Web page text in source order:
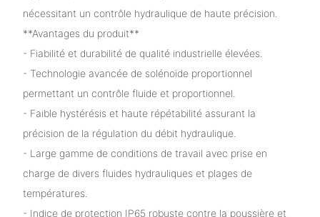
nécessitant un contrôle hydraulique de haute précision.
**Avantages du produit**
- Fiabilité et durabilité de qualité industrielle élevées.
- Technologie avancée de solénoïde proportionnel
permettant un contrôle fluide et proportionnel.
- Faible hystérésis et haute répétabilité assurant la
précision de la régulation du débit hydraulique.
- Large gamme de conditions de travail avec prise en
charge de divers fluides hydrauliques et plages de
températures.
- Indice de protection IP65 robuste contre la poussière et